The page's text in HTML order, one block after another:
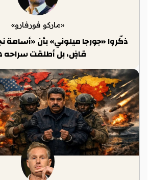
«ماركو فورفارو»
ذكّروا «جورجا ميلوني» بأن «أسامة
قاضٍ، بل أطلقت